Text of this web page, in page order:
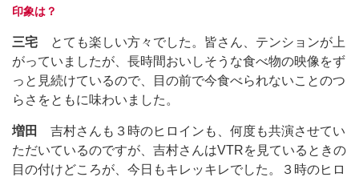
印象は？
三宅 とても楽しい方々でした。皆さん、テンションが上
がっていましたが、長時間おいしそうな食べ物の映像をず
っと見続けているので、目の前で今食べられないことのつ
らさをともに味わいました。
増田
吉村さんも３時のヒロインも、何度も共演させてい
ただいているのですが、吉村さんはVTRを見ているときの
目の付けどころが、今日もキレッキレでした。３時のヒロ